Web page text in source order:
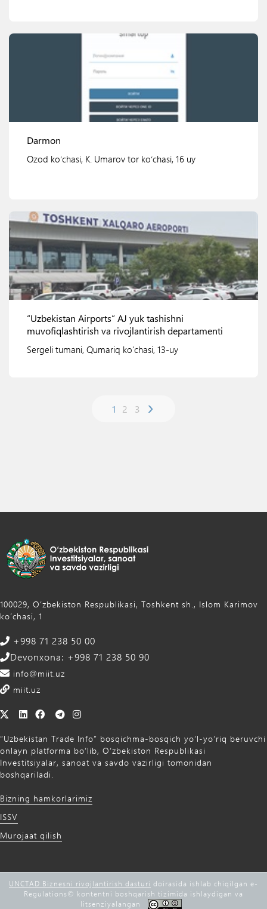
Darmon
Ozod koʻchasi, K. Umarov tor koʻchasi, 16 uy
Ko'rish
“Uzbekistan Airports” AJ yuk tashishni
muvofiqlashtirish va rivojlantirish departamenti
Sergeli tumani, Qumariq ko‘chasi, 13-uy
1 2 3 ›
100029, Oʻzbekiston Respublikasi, Toshkent sh., Islom Karimov
ko‘chasi, 1
+998 71 238 50 00
Devonxona: +998 71 238 50 90
info@miit.uz
miit.uz
“Uzbekistan Trade Info” bosqichma-bosqich yo‘l-yo‘riq beruvchi
onlayn platforma bo‘lib, O‘zbekiston Respublikasi
Investitsiyalar, sanoat va savdo vazirligi tomonidan
boshqariladi.
Bizning hamkorlarimiz
ISSV
Murojaat qilish
UNCTAD Biznesni rivojlantirish dasturi doirasida ishlab chiqilgan e-
Regulations©️ kontentni boshqarish tizimida ishlaydigan va
litsenziyalangan